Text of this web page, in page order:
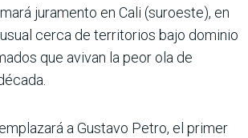
juramento en Cali (suroeste), en
cerca de territorios bajo dominio
que avivan la peor ola de
a Gustavo Petro, el primer